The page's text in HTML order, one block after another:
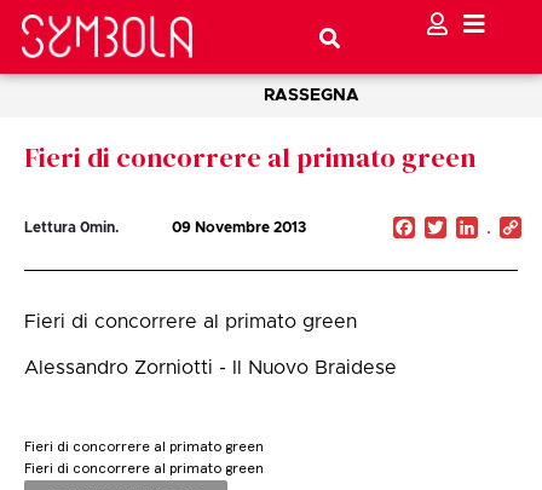
RASSEGNA
Fieri di concorrere al primato green
Lettura 0min. 09 Novembre 2013 Facebook
Twitter
Fieri di concorrere al primato green
Alessandro Zorniotti - Il Nuovo Braidese
Fieri di concorrere al primato green
Fieri di concorrere al primato green